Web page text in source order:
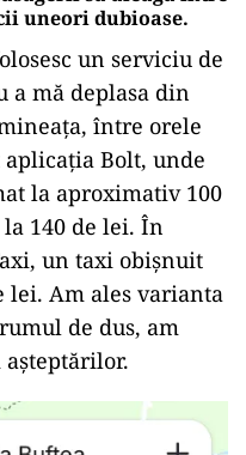
uneori dubioase.
un serviciu de
a mă deplasa din
între orele
aplicația Bolt, unde
la aproximativ 100
140 de lei. În
un taxi obișnuit
lei. Am ales varianta
de dus, am